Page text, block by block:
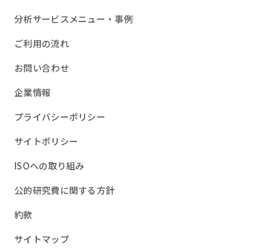
分析サービスメニュー・事例
ご利用の流れ
お問い合わせ
企業情報
プライバシーポリシー
サイトポリシー
ISOへの取り組み
公的研究費に関する方針
約款
サイトマップ